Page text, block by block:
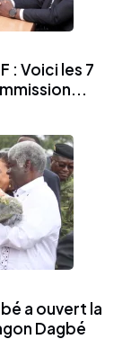
: Voici les 7
a ouvert la
Dagbé